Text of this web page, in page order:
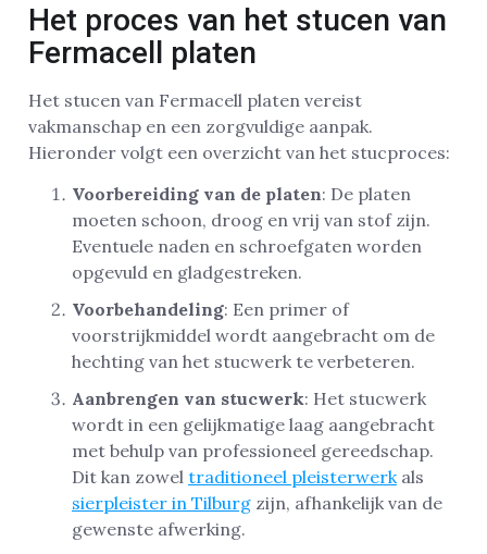
Het proces van het stucen van
Fermacell platen
Het stucen van Fermacell platen vereist
vakmanschap en een zorgvuldige aanpak.
Hieronder volgt een overzicht van het stucproces:
Voorbereiding van de platen: De platen
moeten schoon, droog en vrij van stof zijn.
Eventuele naden en schroefgaten worden
opgevuld en gladgestreken.
Voorbehandeling: Een primer of
voorstrijkmiddel wordt aangebracht om de
hechting van het stucwerk te verbeteren.
Aanbrengen van stucwerk: Het stucwerk
wordt in een gelijkmatige laag aangebracht
met behulp van professioneel gereedschap.
Dit kan zowel traditioneel pleisterwerkals
sierpleister in Tilburg zijn, afhankelijk van de
gewenste afwerking.